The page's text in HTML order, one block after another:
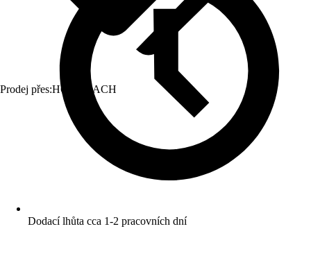
Prodej přes:HORNBACH
Dodací lhůta cca 1-2 pracovních dní